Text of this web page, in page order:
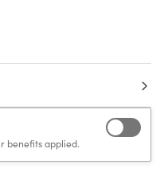
benefits applied.